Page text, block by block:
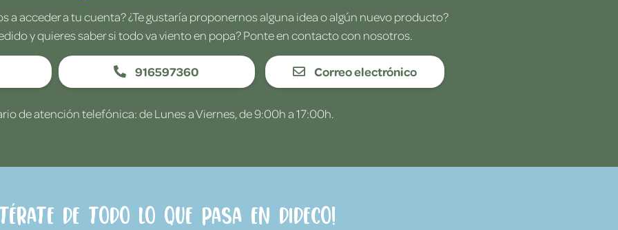
a acceder a tu cuenta? ¿Te gustaría proponernos alguna idea o algún nuevo producto?
y quieres saber si todo va viento en popa? Ponte en contacto con nosotros.
916597360 Correo electrónico
de atención telefónica: de Lunes a Viernes, de 9:00h a 17:00h.
de todo lo que pasa en Dideco!